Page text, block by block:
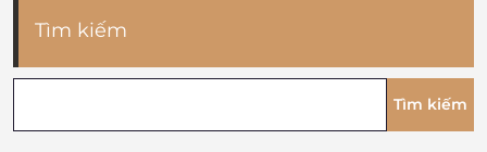
Tìm kiếm
Tìm kiếm